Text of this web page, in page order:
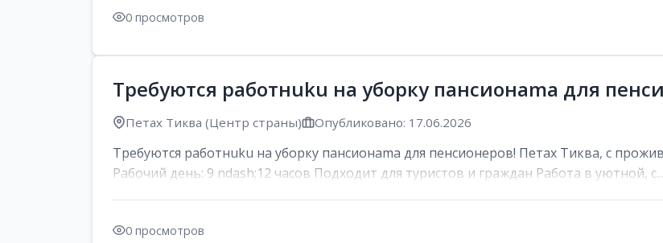
0 просмотров
Требуются работнuku на уборку пансионama для
Петах Тиква (Центр страны) Опубликовано: 17.06.2026
Требуются работнuku на уборку пансионama для пенсионеров! Петах Тиква, с
Рабочий день: 9 ndash;12 часов Подходит для туристов и граждан Работа в уютной, с...
0 просмотров